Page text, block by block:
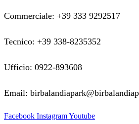
Commerciale: +39 333 9292517
Tecnico: +39 338-8235352
Ufficio: 0922-893608
Email:
Facebook InstagramYoutube